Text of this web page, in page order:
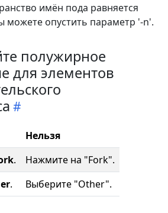
имён пода равняется
можете опустить параметр '-n'.
полужирное
для элементов
Нельзя
.
Нажмите на "Fork".
. Выберите "Other".